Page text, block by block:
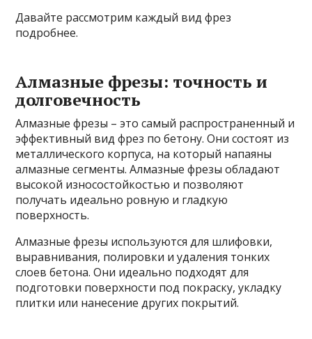
Давайте рассмотрим каждый вид фрез
подробнее.
Алмазные фрезы: точность и
долговечность
Алмазные фрезы – это самый распространенный и
эффективный вид фрез по бетону. Они состоят из
металлического корпуса, на который напаяны
алмазные сегменты. Алмазные фрезы обладают
высокой износостойкостью и позволяют
получать идеально ровную и гладкую
поверхность.
Алмазные фрезы используются для шлифовки,
выравнивания, полировки и удаления тонких
слоев бетона. Они идеально подходят для
подготовки поверхности под покраску, укладку
плитки или нанесение других покрытий.